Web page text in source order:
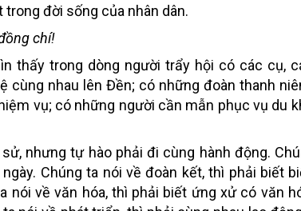
đời sống của nhân dân.
chí!
thấy trong dòng người trẩy hội có các cụ,
cùng nhau lên Đền; có những đoàn thanh
vụ; có những người cần mẫn phục vụ du
nhưng tự hào phải đi cùng hành động.
Chúng ta nói về đoàn kết, thì phải biết
nói về văn hóa, thì phải biết ứng xử có văn